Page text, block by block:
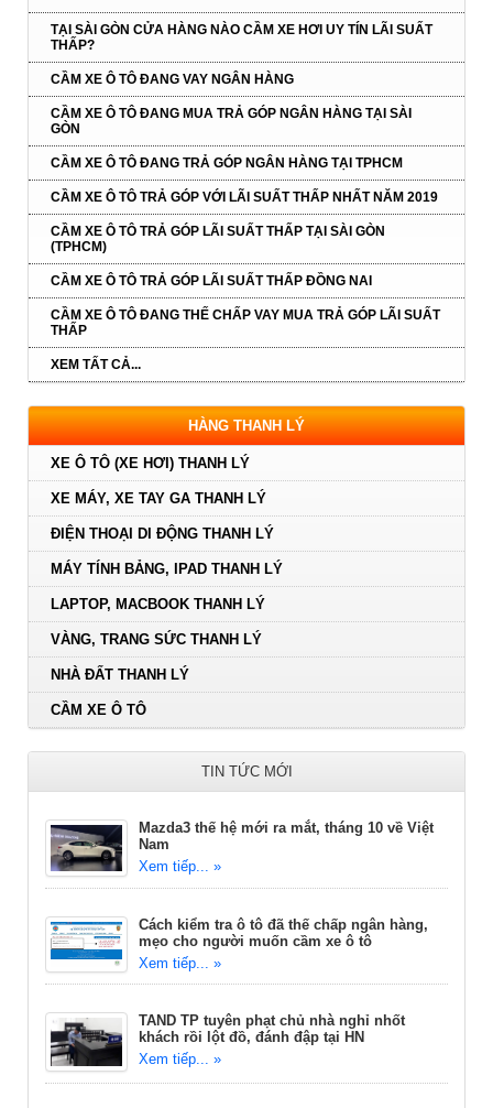
TẠI SÀI GÒN CỬA HÀNG NÀO CẦM XE HƠI UY TÍN LÃI SUẤT
THẤP?
CẦM XE Ô TÔ ĐANG VAY NGÂN HÀNG
CẦM XE Ô TÔ ĐANG MUA TRẢ GÓP NGÂN HÀNG TẠI SÀI
GÒN
CẦM XE Ô TÔ ĐANG TRẢ GÓP NGÂN HÀNG TẠI TPHCM
CẦM XE Ô TÔ TRẢ GÓP VỚI LÃI SUẤT THẤP NHẤT NĂM 2019
CẦM XE Ô TÔ TRẢ GÓP LÃI SUẤT THẤP TẠI SÀI GÒN
(TPHCM)
CẦM XE Ô TÔ TRẢ GÓP LÃI SUẤT THẤP ĐỒNG NAI
CẦM XE Ô TÔ ĐANG THẾ CHẤP VAY MUA TRẢ GÓP LÃI SUẤT
THẤP
XEM TẤT CẢ...
HÀNG THANH LÝ
XE Ô TÔ (XE HƠI) THANH LÝ
XE MÁY, XE TAY GA THANH LÝ
ĐIỆN THOẠI DI ĐỘNG THANH LÝ
MÁY TÍNH BẢNG, IPAD THANH LÝ
LAPTOP, MACBOOK THANH LÝ
VÀNG, TRANG SỨC THANH LÝ
NHÀ ĐẤT THANH LÝ
CẦM XE Ô TÔ
TIN TỨC MỚI
Mazda3 thế hệ mới ra mắt, tháng 10 về Việt
Nam
Xem tiếp... »
Cách kiểm tra ô tô đã thế chấp ngân hàng,
mẹo cho người muốn cầm xe ô tô
Xem tiếp... »
TAND TP tuyên phạt chủ nhà nghỉ nhốt
khách rồi lột đồ, đánh đập tại HN
Xem tiếp... »